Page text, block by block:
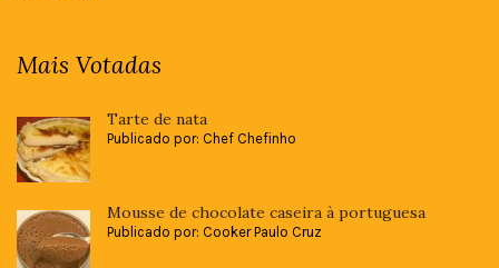
Mais Votadas
Tarte de nata
Publicado por: Chef Chefinho
Mousse de chocolate caseira à portuguesa
Publicado por: Cooker Paulo Cruz